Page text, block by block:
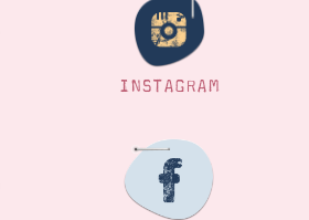
INSTAGRAM